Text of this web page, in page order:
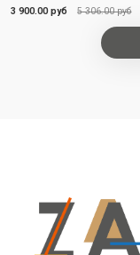
3 900.00 руб
5 306.00 руб